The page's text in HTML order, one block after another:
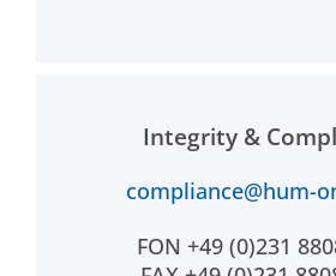
Integrity &
compliance@hum-
FON +49 (0)231